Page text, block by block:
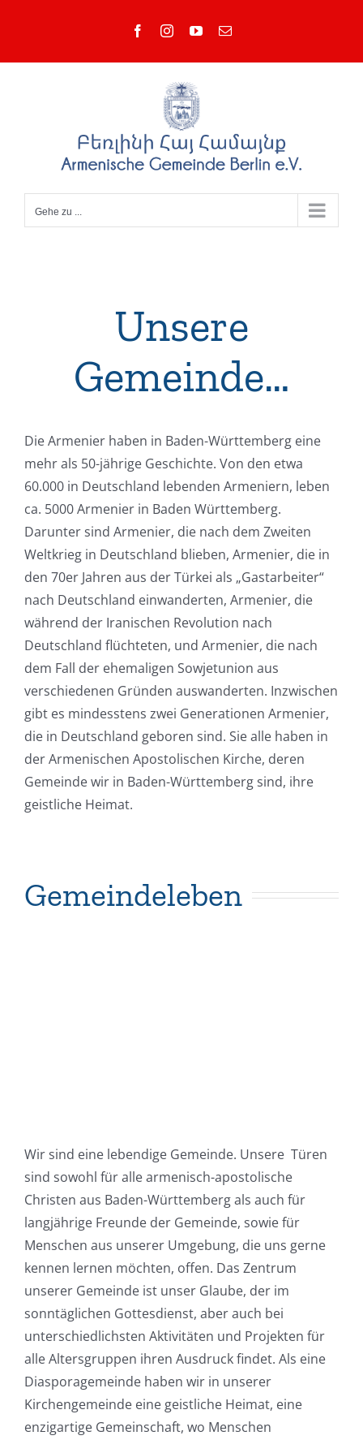
FacebookInstagramYouTube
E-
Gehe zu ...
Unsere
Gemeinde…
Die Armenier haben in Baden-Württemberg eine
mehr als 50-jährige Geschichte. Von den etwa
60.000 in Deutschland lebenden Armeniern, leben
ca. 5000 Armenier in Baden Württemberg.
Darunter sind Armenier, die nach dem Zweiten
Weltkrieg in Deutschland blieben, Armenier, die in
den 70er Jahren aus der Türkei als „Gastarbeiter“
nach Deutschland einwanderten, Armenier, die
während der Iranischen Revolution nach
Deutschland flüchteten, und Armenier, die nach
dem Fall der ehemaligen Sowjetunion aus
verschiedenen Gründen auswanderten. Inzwischen
gibt es mindesstens zwei Generationen Armenier,
die in Deutschland geboren sind. Sie alle haben in
der Armenischen Apostolischen Kirche, deren
Gemeinde wir in Baden-Württemberg sind, ihre
geistliche Heimat.
Gemeindeleben
Wir sind eine lebendige Gemeinde. Unsere Türen
sind sowohl für alle armenisch-apostolische
Christen aus Baden-Württemberg als auch für
langjährige Freunde der Gemeinde, sowie für
Menschen aus unserer Umgebung, die uns gerne
kennen lernen möchten, offen. Das Zentrum
unserer Gemeinde ist unser Glaube, der im
sonntäglichen Gottesdienst, aber auch bei
unterschiedlichsten Aktivitäten und Projekten für
alle Altersgruppen ihren Ausdruck findet. Als eine
Diasporagemeinde haben wir in unserer
Kirchengemeinde eine geistliche Heimat, eine
enzigartige Gemeinschaft, wo Menschen